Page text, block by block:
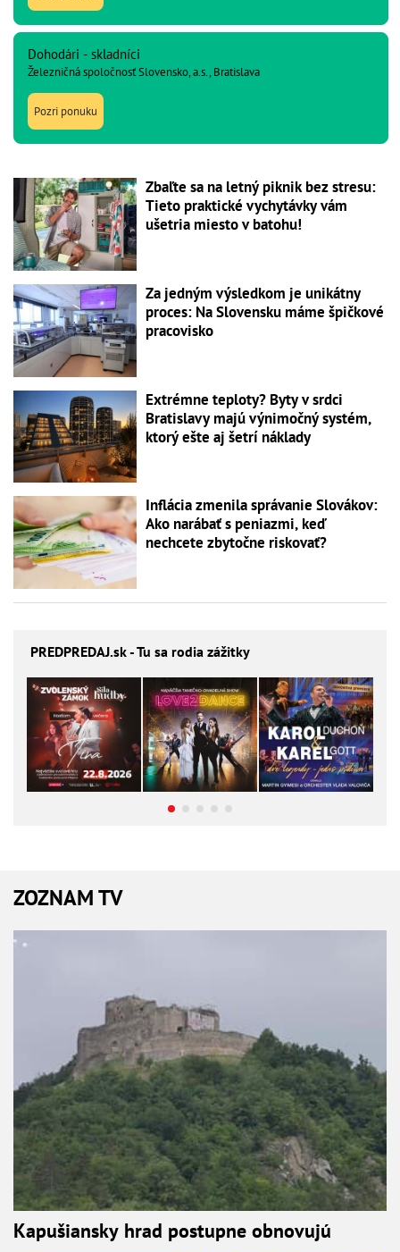
Dohodári - skladníci
Železničná spoločnosť Slovensko, a.s., Bratislava
Pozri ponuku
Zbaľte sa na letný piknik bez stresu:
Tieto praktické vychytávky vám
ušetria miesto v batohu!
Za jedným výsledkom je unikátny
proces: Na Slovensku máme špičkové
pracovisko
Extrémne teploty? Byty v srdci
Bratislavy majú výnimočný systém,
ktorý ešte aj šetrí náklady
Inflácia zmenila správanie Slovákov:
Ako narábať s peniazmi, keď
nechcete zbytočne riskovať?
PREDPREDAJ.sk - Tu sa rodia zážitky
ZOZNAM TV
Kapušiansky hrad postupne obnovujú